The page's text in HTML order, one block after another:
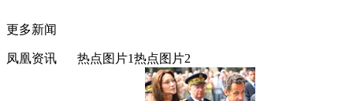
更多新闻
凤凰资讯 热点图片1热点图片2